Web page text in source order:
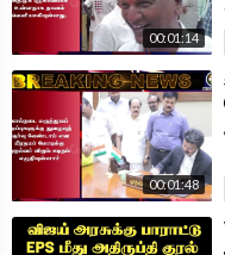
Android App -https://
com.
00:01:14
00:01:48